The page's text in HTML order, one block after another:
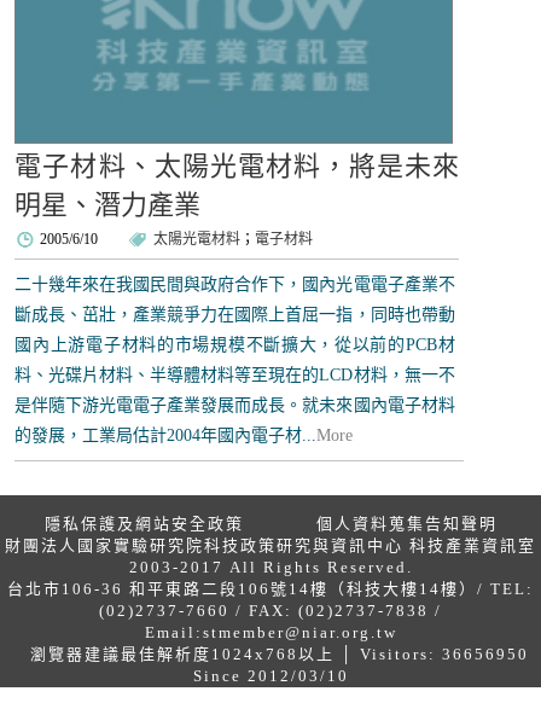
電子材料、太陽光電材料，將是未來
明星、潛力產業
2005/6/10 太陽光電材料 ； 電子材料
二十幾年來在我國民間與政府合作下，國內光電電子產業不
斷成長、茁壯，產業競爭力在國際上首屈一指，同時也帶動
國內上游電子材料的市場規模不斷擴大，從以前的PCB材
料、光碟片材料、半導體材料等至現在的LCD材料，無一不
是伴隨下游光電電子產業發展而成長。就未來國內電子材料
的發展，工業局估計2004年國內電子材...More
隱私保護及網站安全政策
個人資料蒐集告知聲明
財團法人國家實驗研究院科技政策研究與資訊中心 科技產業資訊室
2003-2017 All Rights Reserved.
台北市106-36 和平東路二段106號14樓（科技大樓14樓）/ TEL:
(02)2737-7660 / FAX: (02)2737-7838 /
Email: stmember@niar.org.tw
瀏覽器建議最佳解析度1024x768以上 │ Visitors: 36656950
Since 2012/03/10